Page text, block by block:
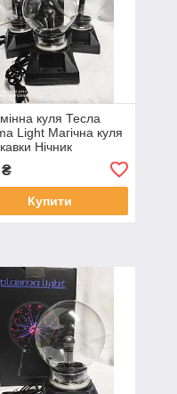
куля Тесла
Light Магічна куля
Нічник
Купити